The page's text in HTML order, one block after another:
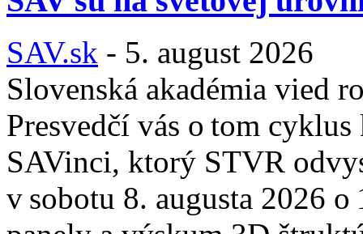
SAV.sk - 5. august 2026
Slovenská akadémia vied
Presvedčí vás o tom
SAVinci, ktorý STVR
v sobotu 8. augusta 2026